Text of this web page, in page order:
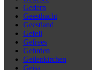
Gedern
Geesthacht
Geestland
Gefell
Gefrees
Gehrden
Geilenkirchen
Geisa